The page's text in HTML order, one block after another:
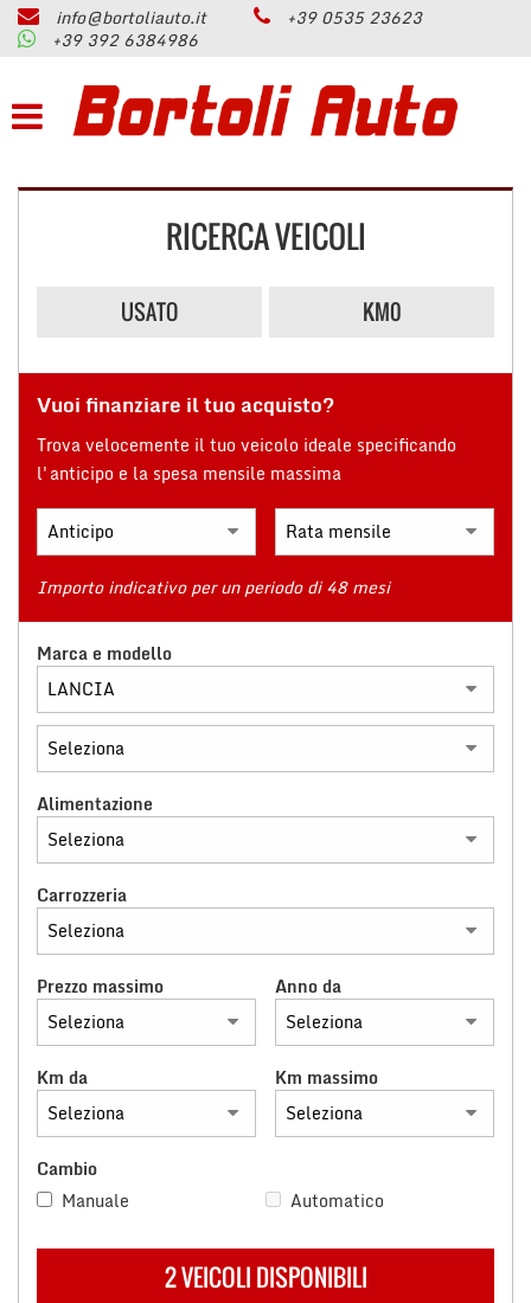
HOME
AZIENDA
CONTATTI
RECENSIONI
NEWS
RICONOSCIMENTI
NEWS
AREA COMMERCIANTI
info@bortoliauto.it
+39 0535 23623
+39 392 6384986
RICERCA VEICOLI
USATO KM0
Vuoi finanziare il tuo acquisto?
Trova velocemente il tuo veicolo ideale specificando
l'anticipo e la spesa mensile massima
Importo indicativo per un periodo di 48 mesi
Marca e modello
Alimentazione
Carrozzeria
Prezzo massimo Anno da
Km da Km massimo
Cambio
Manuale
Automatico
2 VEICOLI DISPONIBILI
Le
preferenze
di
consenso
Il
tue
preferenze
di
consenso
alle
tecnologie
di
tracciamento
che
adottiamo
le
funzionalità
svolgere
attività
di
seguito
descritte.
Per
ottenere
maggiori
informazioni
e
sul
funzionamento
questi
strumenti
di
si
rimanda
cookie